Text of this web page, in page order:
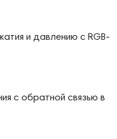
и давлению с RGB-
с обратной связью в